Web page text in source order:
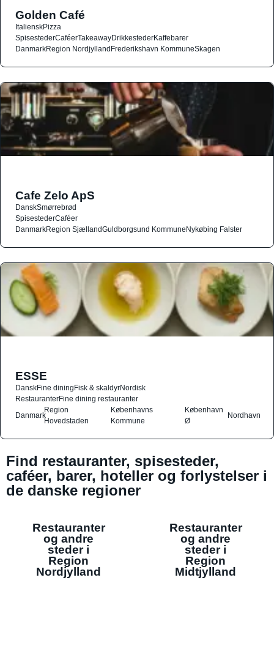
Golden Café
ItalienskPizza
SpisestederCaféerTakeawayDrikkestederKaffebarer
DanmarkRegion NordjyllandFrederikshavn KommuneSkagen
Cafe Zelo ApS
DanskSmørrebrød
SpisestederCaféer
DanmarkRegion SjællandGuldborgsund KommuneNykøbing Falster
ESSE
DanskFine diningFisk & skaldyrNordisk
RestauranterFine dining restauranter
Danmark
Region
Hovedstaden
Københavns
Kommune
København
Ø
Nordhavn
Find restauranter, spisesteder,
caféer, barer, hoteller og forlystelser i
de danske regioner
Restauranter
og andre
steder i
Region
Nordjylland
Restauranter
og andre
steder i
Region
Midtjylland